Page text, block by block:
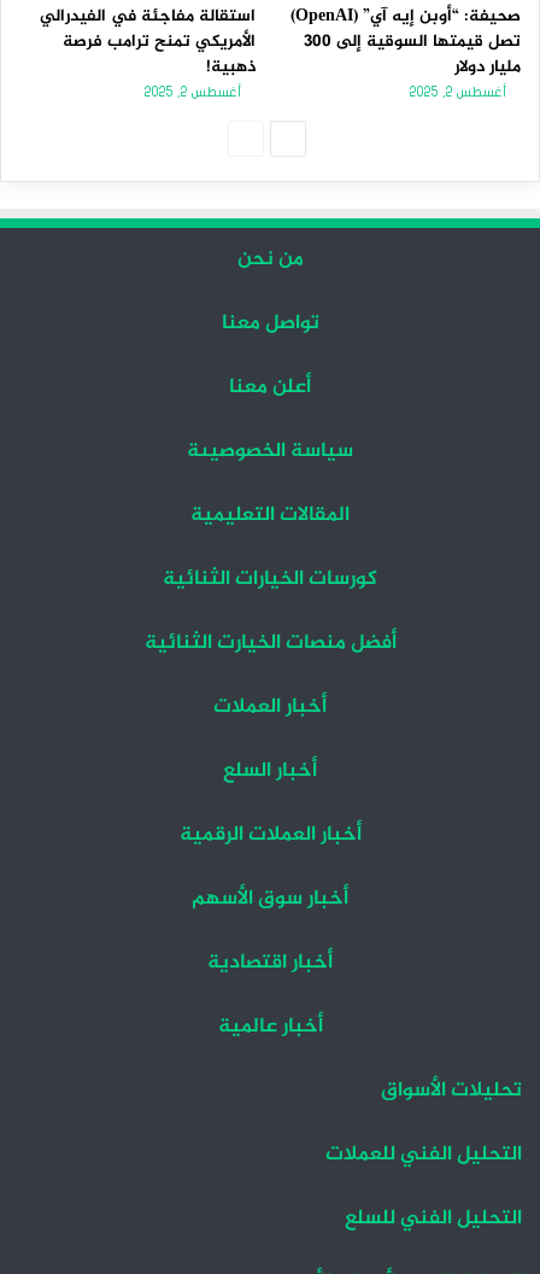
صحيفة: “أوبن إيه آي” (OpenAI)
تصل قيمتها السوقية إلى 300
مليار دولار
أغسطس 2, 2025
استقالة مفاجئة في الفيدرالي
الأمريكي تمنح ترامب فرصة
ذهبية!
أغسطس 2, 2025
من نحن
تواصل معنا
أعلن معنا
سياسة الخصوصيىة
المقالات التعليمية
كورسات الخيارات الثنائية
أفضل منصات الخيارت الثنائية
أخبار العملات
أخبار السلع
أخبار العملات الرقمية
أخبار سوق الأسهم
أخبار اقتصادية
أخبار عالمية
تحليلات الأسواق
التحليل الفني للعملات
التحليل الفني للسلع